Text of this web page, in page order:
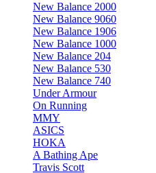
New Balance 2000
New Balance 9060
New Balance 1906
New Balance 1000
New Balance 204
New Balance 530
New Balance 740
Under Armour
On Running
MMY
ASICS
HOKA
A Bathing Ape
Travis Scott